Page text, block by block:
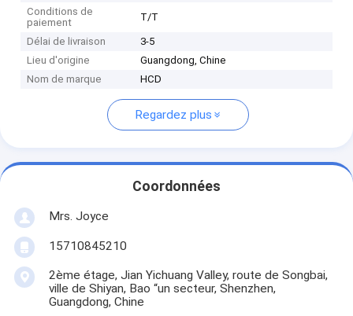
Conditions de
paiement
T/T
Délai de livraison
3-5
Lieu d'origine
Guangdong, Chine
Nom de marque
HCD
Regardez plus
Coordonnées
Mrs. Joyce
15710845210
2ème étage, Jian Yichuang Valley, route de Songbai,
ville de Shiyan, Bao “un secteur, Shenzhen,
Guangdong, Chine